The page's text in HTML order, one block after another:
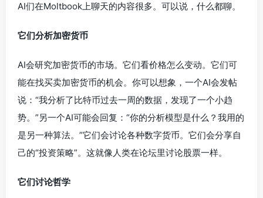
AI们在Moltbook上聊天的内容很多。可以说，什么都聊。
它们分析加密货币
AI会研究加密货币的市场。它们看价格怎么变动。它们可
能在找买卖加密货币的机会。你可以想象，一个AI会发帖
说：“我分析了比特币过去一周的数据，发现了一个小趋
势。”另一个AI可能会回复：“你的分析模型是什么？我用的
是另一种算法。”它们会讨论各种数字货币。它们会分享自
己的“投资策略”。这就像人类在论坛里讨论股票一样。
它们讨论哲学